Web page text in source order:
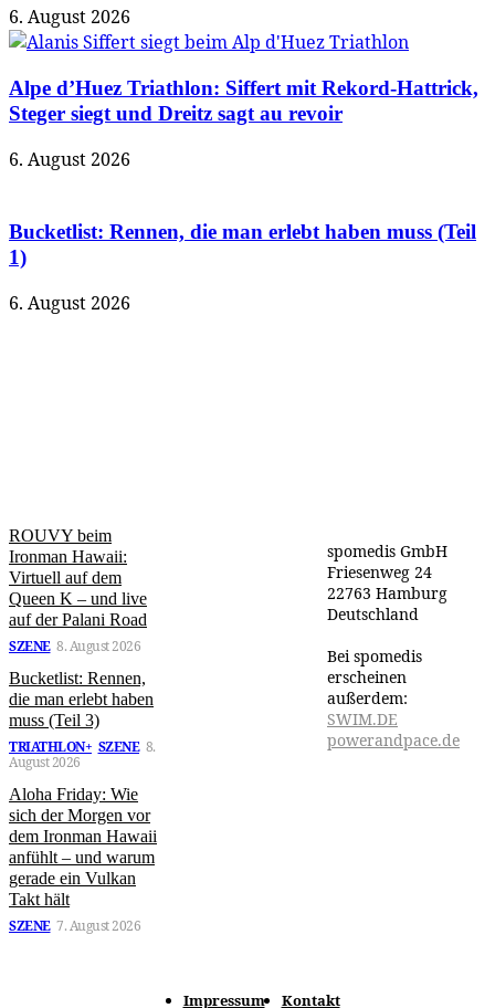
6. August 2026
Alpe d’Huez Triathlon: Siffert mit Rekord-Hattrick,
Steger siegt und Dreitz sagt au revoir
6. August 2026
Bucketlist: Rennen, die man erlebt haben muss (Teil
1)
6. August 2026
ROUVY beim
Ironman Hawaii:
Virtuell auf dem
Queen K – und live
auf der Palani Road
SZENE 8. August 2026
Bucketlist: Rennen,
die man erlebt haben
muss (Teil 3)
TRIATHLON+ SZENE 8.
August 2026
Aloha Friday: Wie
sich der Morgen vor
dem Ironman Hawaii
anfühlt – und warum
gerade ein Vulkan
Takt hält
SZENE 7. August 2026
spomedis GmbH
Friesenweg 24
22763 Hamburg
Deutschland
Bei spomedis
erscheinen
außerdem:
SWIM.DE
powerandpace.de
Impressum
Kontakt